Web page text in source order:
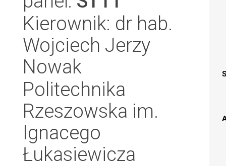
Kierownik: dr hab.
Wojciech Jerzy
Nowak
Politechnika
Rzeszowska im.
Ignacego
Łukasiewicza